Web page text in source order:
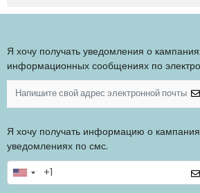
Я хочу получать уведомления о
информационных сообщениях по
Я хочу получать информацию о
уведомлениях по смс.